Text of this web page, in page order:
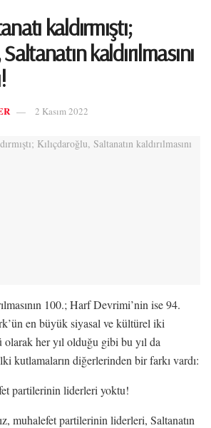
kaldırmıştı;
kaldırılmasını
2 Kasım 2022
100.; Harf Devrimi’nin ise 94.
en büyük siyasal ve kültürel iki
her yıl olduğu gibi bu yıl da
kutlamaların diğerlerinden bir farkı vardı:
partilerinin liderleri yoktu!
muhalefet partilerinin liderleri, Saltanatın